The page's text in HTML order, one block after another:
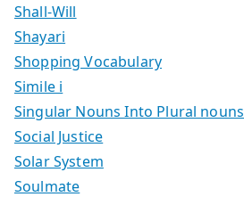
Shall-Will
Shayari
Shopping Vocabulary
Simile i
Singular Nouns Into Plural nouns
Social Justice
Solar System
Soulmate